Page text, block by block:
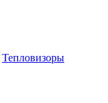
Тепловизоры